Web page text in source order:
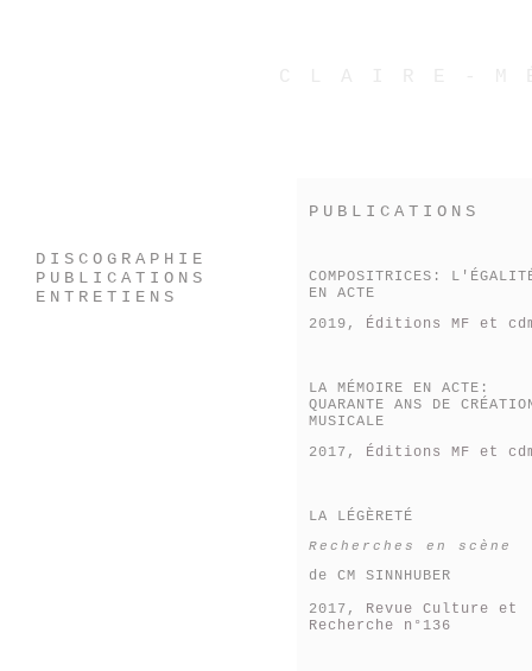
DISCOGRAPHIE
PUBLICATIONS
ENTRETIENS
PUBLICATIONS
COMPOSITRICES:
EN ACTE
2019,
Éditions MF et
LA MÉMOIRE EN ACTE:
QUARANTE ANS DE
MUSICALE
2017,
Éditions MF et
LA LÉGÈRETÉ
Recherches en scène
de CM SINNHUBER
2017,
Revue Culture et
Recherche n°136